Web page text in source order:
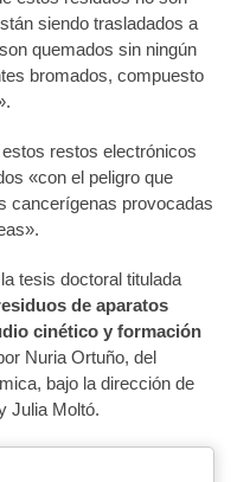
siendo trasladados a
quemados sin ningún
bromados, compuesto
restos electrónicos
«con el peligro que
cancerígenas provocadas
tesis doctoral titulada
de aparatos
cinético y formación
Nuria Ortuño, del
bajo la dirección de
Julia Moltó.